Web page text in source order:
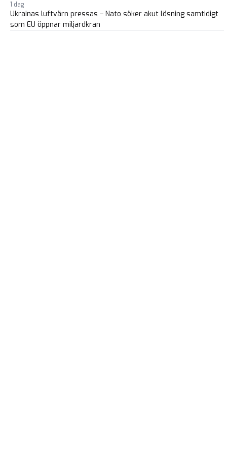
1 dag
Ukrainas luftvärn pressas – Nato söker akut lösning samtidigt
som EU öppnar miljardkran